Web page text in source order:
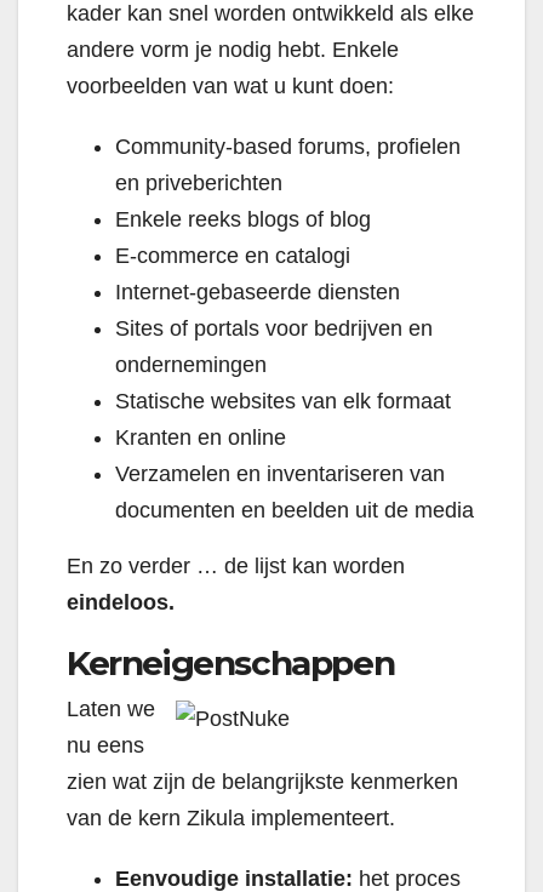
kader kan snel worden ontwikkeld als elke
andere vorm je nodig hebt. Enkele
voorbeelden van wat u kunt doen:
Community-based forums, profielen
en priveberichten
Enkele reeks blogs of blog
E-commerce en catalogi
Internet-gebaseerde diensten
Sites of portals voor bedrijven en
ondernemingen
Statische websites van elk formaat
Kranten en online
Verzamelen en inventariseren van
documenten en beelden uit de media
En zo verder … de lijst kan worden
eindeloos.
Kerneigenschappen
Laten we
nu eens
zien wat zijn de belangrijkste kenmerken
van de kern Zikula implementeert.
Eenvoudige installatie: het proces